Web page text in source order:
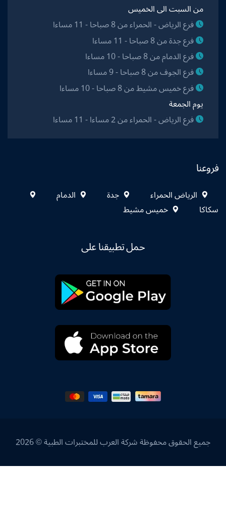
من السبت الى الخميس
فرع الرياض - الحمراء من 8 صباحا - 11 مساءا
فرع جدة من 8 صباحا - 11 مساءا
فرع الدمام من 8 صباحا - 10 مساءا
فرع الجوف من 8 صباحا - 9 مساءا
فرع خميس مشيط من 8 صباحا - 10 مساءا
يوم الجمعة
فرع الرياض - الحمراء من 2 مساءا - 11 مساءا
فروعنا
الرياض الحمراء جدة
الدمام
سكاكا
خميس مشيط
حمل تطبيقنا على
جميع الحقوق محفوظة شركة العرب للمختبرات الطبية © 2026